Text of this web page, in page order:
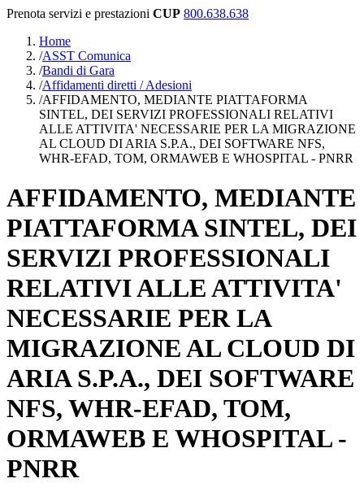
Prenota servizi e prestazioni CUP 800.638.638
Home
/ASST Comunica
/Bandi di Gara
/Affidamenti diretti / Adesioni
/AFFIDAMENTO, MEDIANTE PIATTAFORMA
SINTEL, DEI SERVIZI PROFESSIONALI RELATIVI
ALLE ATTIVITA' NECESSARIE PER LA MIGRAZIONE
AL CLOUD DI ARIA S.P.A., DEI SOFTWARE NFS,
WHR-EFAD, TOM, ORMAWEB E WHOSPITAL - PNRR
AFFIDAMENTO, MEDIANTE
PIATTAFORMA SINTEL, DEI
SERVIZI PROFESSIONALI
RELATIVI ALLE ATTIVITA'
NECESSARIE PER LA
MIGRAZIONE AL CLOUD DI
ARIA S.P.A., DEI SOFTWARE
NFS, WHR-EFAD, TOM,
ORMAWEB E WHOSPITAL -
PNRR